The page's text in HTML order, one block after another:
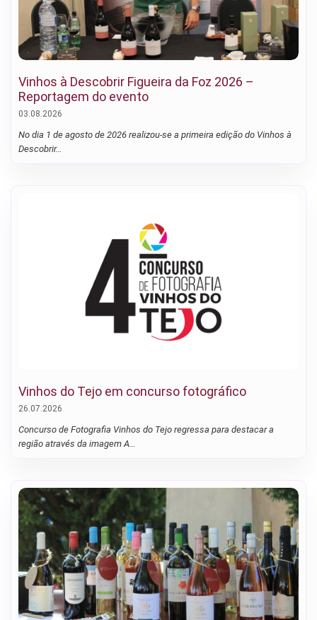
Vinhos à Descobrir Figueira da Foz 2026 –
Reportagem do evento
03.08.2026
No dia 1 de agosto de 2026 realizou-se a primeira edição do Vinhos à
Descobrir…
Vinhos do Tejo em concurso fotográfico
26.07.2026
Concurso de Fotografia Vinhos do Tejo regressa para destacar a
região através da imagem A…